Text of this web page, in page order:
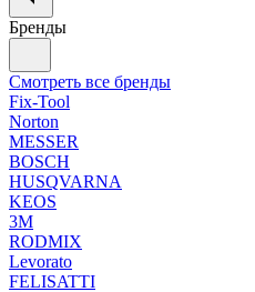
Бренды
Смотреть все бренды
Fix-Tool
Norton
MESSER
BOSCH
HUSQVARNA
KEOS
3М
RODMIX
Levorato
FELISATTI